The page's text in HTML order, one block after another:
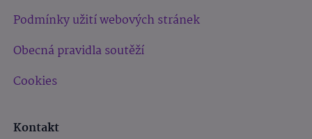
Podmínky užití webových stránek
Obecná pravidla soutěží
Cookies
Kontakt